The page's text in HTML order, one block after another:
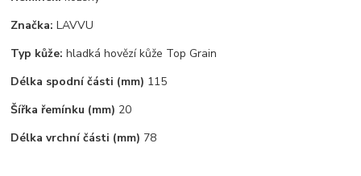
Značka: LAVVU
Typ kůže: hladká hovězí kůže Top Grain
Délka spodní části (mm) 115
Šířka řemínku (mm) 20
Délka vrchní části (mm) 78